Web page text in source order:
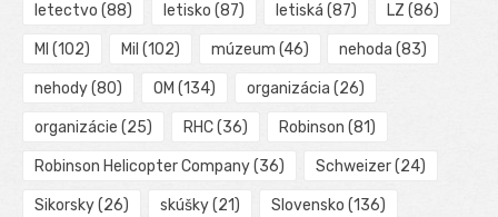
letectvo (88) letisko (87) letiská (87) LZ (86)
MI (102) Mil (102) múzeum (46) nehoda (83)
nehody(80) OM (134) organizácia (26)
organizácie (25) RHC(36) Robinson (81)
Robinson Helicopter Company(36) Schweizer(24)
Sikorsky(26) skúšky(21) Slovensko (136)